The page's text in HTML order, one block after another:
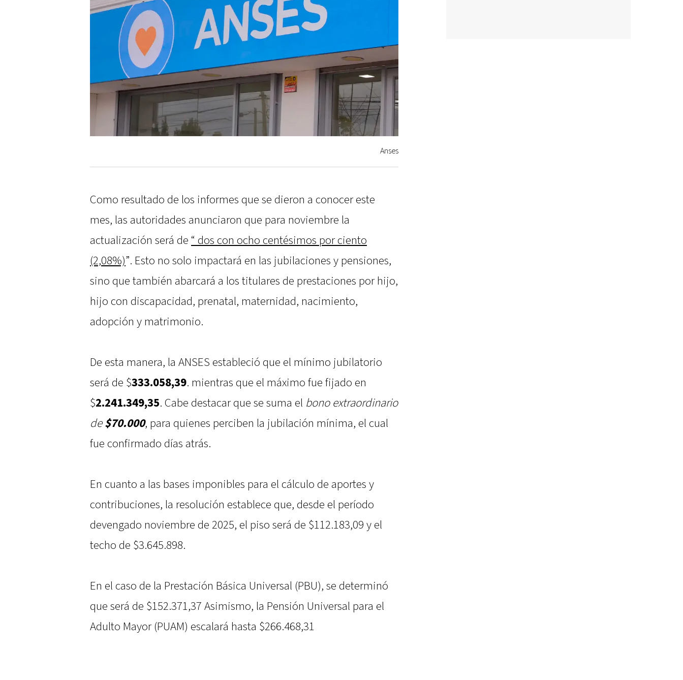
Anses
Como resultado de los informes que se dieron a conocer este
mes, las autoridades anunciaron que para noviembre la
actualización será de “ dos con ocho centésimos por ciento
(2,08%)”. Esto no solo impactará en las jubilaciones y pensiones,
sino que también abarcará a los titulares de prestaciones por hijo,
hijo con discapacidad, prenatal, maternidad, nacimiento,
adopción y matrimonio.
De esta manera, la ANSES estableció que el mínimo jubilatorio
será de $333.058,39. mientras que el máximo fue fijado en
$2.241.349,35. Cabe destacar que se suma el bono extraordinario
de$70.000, para quienes perciben la jubilación mínima, el cual
fue confirmado días atrás.
En cuanto a las bases imponibles para el cálculo de aportes y
contribuciones, la resolución establece que, desde el período
devengado noviembre de 2025, el piso será de $112.183,09 y el
techo de $3.645.898.
En el caso de la Prestación Básica Universal (PBU), se determinó
que será de $152.371,37 Asimismo, la Pensión Universal para el
Adulto Mayor (PUAM) escalará hasta $266.468,31